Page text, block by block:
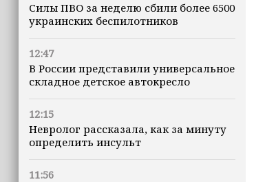
Силы ПВО за неделю сбили более 6500
украинских беспилотников
12:47
В России представили универсальное
складное детское автокресло
12:15
Невролог рассказала, как за минуту
определить инсульт
11:56